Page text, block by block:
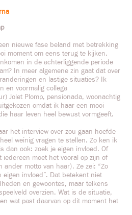
nieuwe fase beland met betrekking
moment om eens terug te kijken.
in de achterliggende periode
In meer algemene zin gaat dat over
en lastige situaties? Ik
en voormalig collega
Jolet Plomp, pensionada, woonachtig
omdat ik haar een mooi
haar leven heel bewust vormgeeft.
het interview over zou gaan hoefde
weinig vragen te stellen. Zo ken ik
dan ook: zoek je eigen invloed. Of
iedereen moet het vooral op zijn of
ander motto van haar). Ze zei: “Zo
invloed”. Dat betekent niet
en gewoontes, maar telkens
overzien. Wat is de situatie,
wat past daarvan op dit moment het